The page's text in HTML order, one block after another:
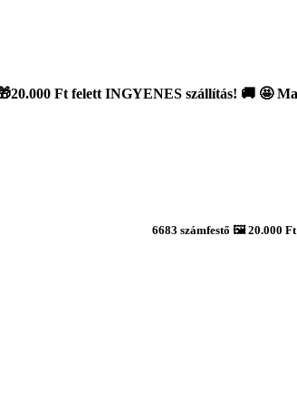
Ft felett INGYENES szállítás! 🚚 🤩
6683 számfestő 🖼️ 20.000